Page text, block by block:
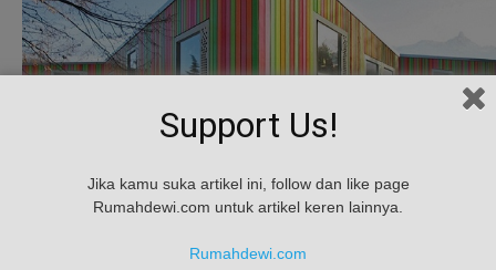
Support Us!
Jika kamu suka artikel ini, follow dan like page
Rumahdewi.com untuk artikel keren lainnya.
Rumahdewi.com